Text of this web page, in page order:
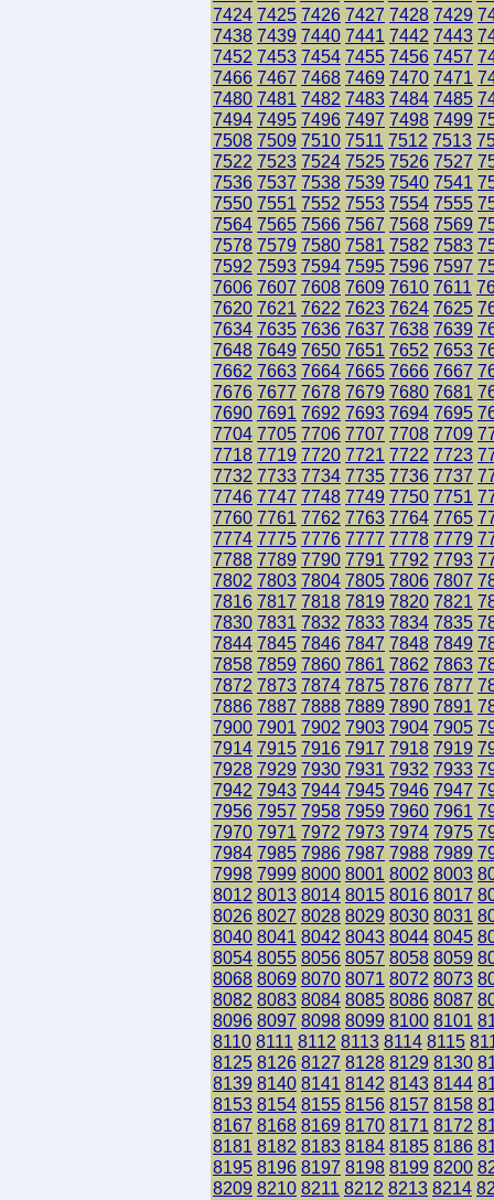
7424 7425 7426 7427 7428 7429
7438 7439 7440 7441 7442 7443
7452 7453 7454 7455 7456 7457
7466 7467 7468 7469 7470 7471
7480 7481 7482 7483 7484 7485
7494 7495 7496 7497 7498 7499
7508 7509 7510 7511 7512 7513
7522 7523 7524 7525 7526 7527
7536 7537 7538 7539 7540 7541
7550 7551 7552 7553 7554 7555
7564 7565 7566 7567 7568 7569
7578 7579 7580 7581 7582 7583
7592 7593 7594 7595 7596 7597
7606 7607 7608 7609 7610 7611
7620 7621 7622 7623 7624 7625
7634 7635 7636 7637 7638 7639
7648 7649 7650 7651 7652 7653
7662 7663 7664 7665 7666 7667
7676 7677 7678 7679 7680 7681
7690 7691 7692 7693 7694 7695
7704 7705 7706 7707 7708 7709
7718 7719 7720 7721 7722 7723
7732 7733 7734 7735 7736 7737
7746 7747 7748 7749 7750 7751
7760 7761 7762 7763 7764 7765
7774 7775 7776 7777 7778 7779
7788 7789 7790 7791 7792 7793
7802 7803 7804 7805 7806 7807
7816 7817 7818 7819 7820 7821
7830 7831 7832 7833 7834 7835
7844 7845 7846 7847 7848 7849
7858 7859 7860 7861 7862 7863
7872 7873 7874 7875 7876 7877
7886 7887 7888 7889 7890 7891
7900 7901 7902 7903 7904 7905
7914 7915 7916 7917 7918 7919
7928 7929 7930 7931 7932 7933
7942 7943 7944 7945 7946 7947
7956 7957 7958 7959 7960 7961
7970 7971 7972 7973 7974 7975
7984 7985 7986 7987 7988 7989
7998 7999 8000 8001 8002 8003
8012 8013 8014 8015 8016 8017
8026 8027 8028 8029 8030 8031
8040 8041 8042 8043 8044 8045
8054 8055 8056 8057 8058 8059
8068 8069 8070 8071 8072 8073
8082 8083 8084 8085 8086 8087
8096 8097 8098 8099 8100 8101
8110 8111 8112 8113 8114 8115
8125 8126 8127 8128 8129 8130
8139 8140 8141 8142 8143 8144
8153 8154 8155 8156 8157 8158
8167 8168 8169 8170 8171 8172
8181 8182 8183 8184 8185 8186
8195 8196 8197 8198 8199 8200
8209 8210 8211 8212 8213 8214